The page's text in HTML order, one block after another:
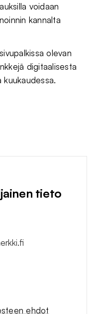
voidaan
kannalta
olevan
digitaalisesta
kuukaudessa.
tieto
ehdot